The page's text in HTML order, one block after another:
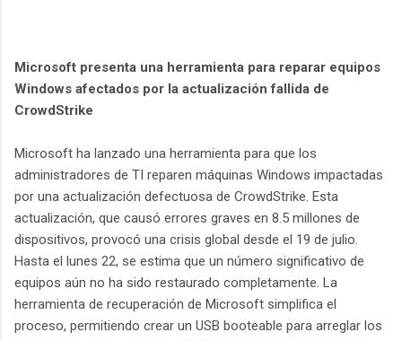
Microsoft presenta una herramienta para reparar equipos
Windows afectados por la actualización fallida de
CrowdStrike
Microsoft ha lanzado una herramienta para que los
administradores de TI reparen máquinas Windows impactadas
por una actualización defectuosa de CrowdStrike. Esta
actualización, que causó errores graves en 8.5 millones de
dispositivos, provocó una crisis global desde el 19 de julio.
Hasta el lunes 22, se estima que un número significativo de
equipos aún no ha sido restaurado completamente. La
herramienta de recuperación de Microsoft simplifica el
proceso, permitiendo crear un USB booteable para arreglar los